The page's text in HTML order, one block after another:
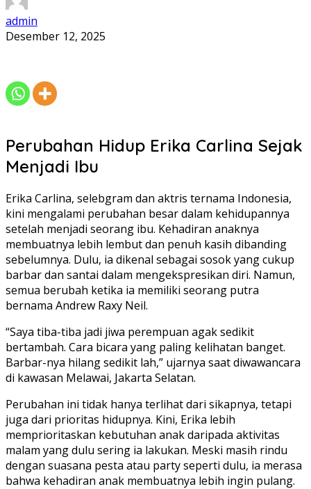
admin
Desember 12, 2025
Perubahan Hidup Erika Carlina Sejak
Menjadi Ibu
Erika Carlina, selebgram dan aktris ternama Indonesia,
kini mengalami perubahan besar dalam kehidupannya
setelah menjadi seorang ibu. Kehadiran anaknya
membuatnya lebih lembut dan penuh kasih dibanding
sebelumnya. Dulu, ia dikenal sebagai sosok yang cukup
barbar dan santai dalam mengekspresikan diri. Namun,
semua berubah ketika ia memiliki seorang putra
bernama Andrew Raxy Neil.
“Saya tiba-tiba jadi jiwa perempuan agak sedikit
bertambah. Cara bicara yang paling kelihatan banget.
Barbar-nya hilang sedikit lah,” ujarnya saat diwawancara
di kawasan Melawai, Jakarta Selatan.
Perubahan ini tidak hanya terlihat dari sikapnya, tetapi
juga dari prioritas hidupnya. Kini, Erika lebih
memprioritaskan kebutuhan anak daripada aktivitas
malam yang dulu sering ia lakukan. Meski masih rindu
dengan suasana pesta atau party seperti dulu, ia merasa
bahwa kehadiran anak membuatnya lebih ingin pulang.